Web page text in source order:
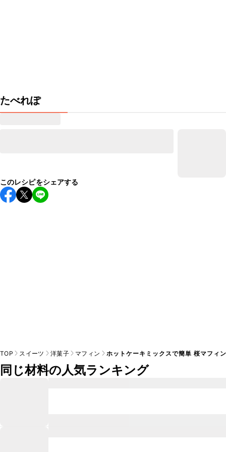
たべれぽ
このレシピをシェアする
TOP スイーツ 洋菓子 マフィン ホットケーキミックスで簡単 桜マフィン
同じ材料の人気ランキング